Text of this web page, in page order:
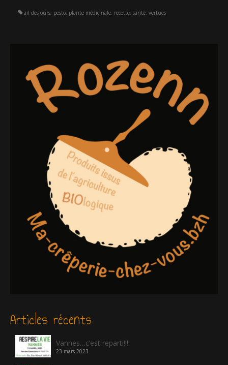
ail des ours, pesto, plante médicinale, recette, santé, vertues
Articles récents
Vannes…c’est reparti!!!
23 mars 2023